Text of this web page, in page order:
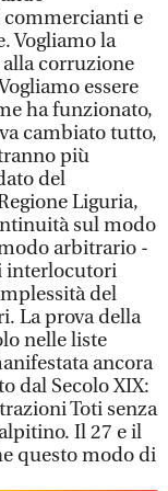
e
Vogliamo la
corruzione
essere
ha funzionato,
cambiato tutto,
più
del
Liguria,
sul modo
arbitrario -
interlocutori
del
La prova della
nelle liste
ancora
dal Secolo XIX:
Toti senza
Il 27 e il
questo modo di